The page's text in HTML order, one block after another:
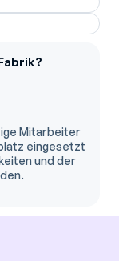
Mitarbeiter
eingesetzt
und der